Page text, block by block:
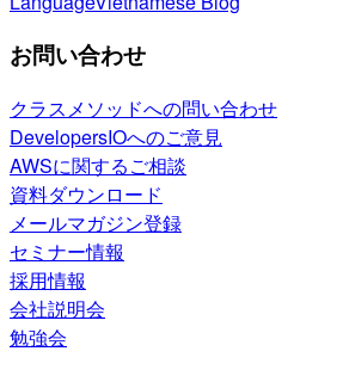
お問い合わせ
クラスメソッドへの問い合わせ
DevelopersIOへのご意見
AWSに関するご相談
資料ダウンロード
メールマガジン登録
セミナー情報
採用情報
会社説明会
勉強会